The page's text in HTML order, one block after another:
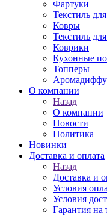
Фартуки
Текстиль
Ковры
Текстиль
Коврики
Кухонные
Топперы
О компании
Назад
О компании
Новости
Политика
Новинки
Доставка и оплата
Назад
Доставка и
Условия
Условия
Гарантия на